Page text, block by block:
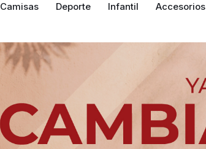
Camisas Deporte Infantil Accesorios